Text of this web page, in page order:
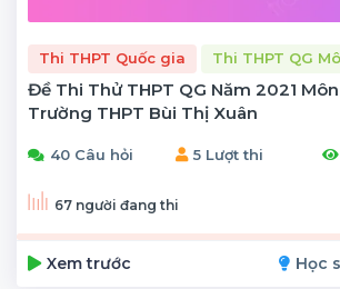
Thi THPT Quốc gia Thi THPT QG
Đề Thi Thử THPT QG Năm 2021 Môn
Trường THPT Bùi Thị Xuân
40 Câu hỏi 5 Lượt thi
67 người đang thi
Xem trước Học